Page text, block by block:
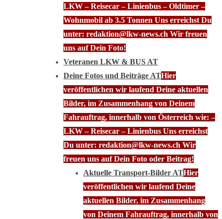
LKW – Reisecar – Linienbus – Oldtimer –
Wohnmobil ab 3.5 Tonnen Uns erreichst Du
unter: redaktion@lkw-news.ch Wir freuen
uns auf Dein Foto!
Veteranen LKW & BUS AT
Deine Fotos und Beiträge ATHier
veröffentlichen wir laufend Deine aktuellen
Bilder, im Zusammenhang von Deinem
Fahrauftrag, innerhalb von Österreich wie: –
LKW – Reisecar – Linienbus Uns erreichst
Du unter: redaktion@lkw-news.ch Wir
freuen uns auf Dein Foto oder Beitrag!
Aktuelle Transport-Bilder ATHier
veröffentlichen wir laufend Deine
aktuellen Bilder, im Zusammenhang
von Deinem Fahrauftrag, innerhalb von